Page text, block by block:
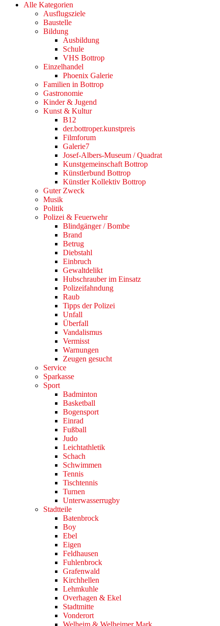
Alle Kategorien
Ausflugsziele
Baustelle
Bildung
Ausbildung
Schule
VHS Bottrop
Einzelhandel
Phoenix Galerie
Familien in Bottrop
Gastronomie
Kinder & Jugend
Kunst & Kultur
B12
der.bottroper.kunstpreis
Filmforum
Galerie7
Josef-Albers-Museum / Quadrat
Kunstgemeinschaft Bottrop
Künstlerbund Bottrop
Künstler Kollektiv Bottrop
Guter Zweck
Musik
Politik
Polizei & Feuerwehr
Blindgänger / Bombe
Brand
Betrug
Diebstahl
Einbruch
Gewaltdelikt
Hubschrauber im Einsatz
Polizeifahndung
Raub
Tipps der Polizei
Unfall
Überfall
Vandalismus
Vermisst
Warnungen
Zeugen gesucht
Service
Sparkasse
Sport
Badminton
Basketball
Bogensport
Einrad
Fußball
Judo
Leichtathletik
Schach
Schwimmen
Tennis
Tischtennis
Turnen
Unterwasserrugby
Stadtteile
Batenbrock
Boy
Ebel
Eigen
Feldhausen
Fuhlenbrock
Grafenwald
Kirchhellen
Lehmkuhle
Overhagen & Ekel
Stadtmitte
Vonderort